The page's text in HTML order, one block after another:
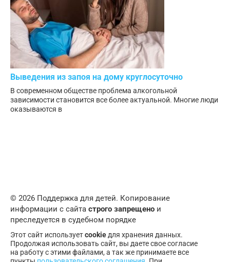
Выведения из запоя на дому круглосуточно
В современном обществе проблема алкогольной
зависимости становится все более актуальной. Многие люди
оказываются в
© 2026 Поддержка для детей. Копирование
информации с сайта строго запрещено и
преследуется в судебном порядке
Этот сайт используетcookieдля хранения данных.
Продолжая использовать сайт, вы даете свое согласие
на работу с этими файлами, а так же принимаете все